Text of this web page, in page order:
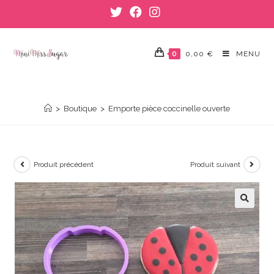
0 0,00 € MENU
> Boutique > Emporte pièce coccinelle ouverte
Produit précédent Produit suivant
🔍